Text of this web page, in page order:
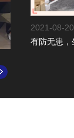
2021-08-20